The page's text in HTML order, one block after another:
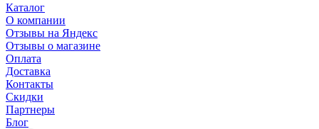
Каталог
О компании
Отзывы на Яндекс
Отзывы о магазине
Оплата
Доставка
Контакты
Скидки
Партнеры
Блог